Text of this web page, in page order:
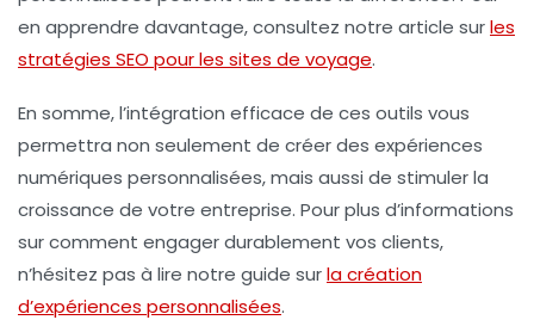
en apprendre davantage, consultez notre article surles
stratégies SEO pour les sites de voyage.
En somme, l’intégration efficace de ces outils vous
permettra non seulement de créer des expériences
numériques personnalisées, mais aussi de stimuler la
croissance de votre entreprise. Pour plus d’informations
sur comment engager durablement vos clients,
n’hésitez pas à lire notre guide surla création
d’expériences personnalisées.